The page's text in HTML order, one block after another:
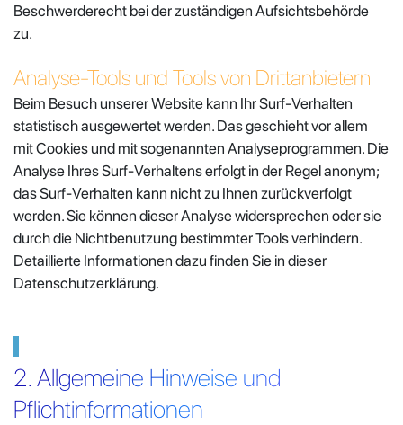
Beschwerderecht bei der zuständigen Aufsichtsbehörde
zu.
Analyse-Tools und Tools von Drittanbietern
Beim Besuch unserer Website kann Ihr Surf-Verhalten
statistisch ausgewertet werden. Das geschieht vor allem
mit Cookies und mit sogenannten Analyseprogrammen. Die
Analyse Ihres Surf-Verhaltens erfolgt in der Regel anonym;
das Surf-Verhalten kann nicht zu Ihnen zurückverfolgt
werden. Sie können dieser Analyse widersprechen oder sie
durch die Nichtbenutzung bestimmter Tools verhindern.
Detaillierte Informationen dazu finden Sie in dieser
Datenschutzerklärung.
2. Allgemeine Hinweise und
Pflichtinformationen